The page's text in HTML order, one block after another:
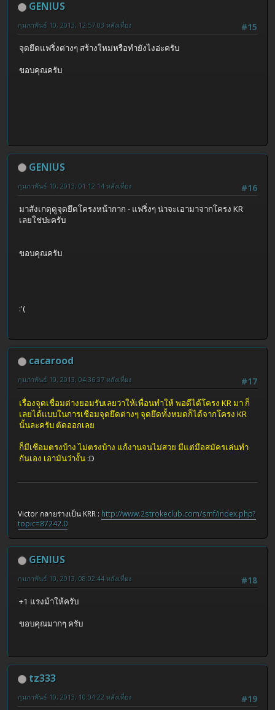
GENIUS
#15
กุมภาพันธ์ 10, 2013, 12:57:03 หลังเที่ยง
จุดยึดแฟริ่งต่างๆ สร้างใหม่หรือทำยังไงอ่ะครับ
ขอบคุณครับ
GENIUS
#16
กุมภาพันธ์ 10, 2013, 01:12:14 หลังเที่ยง
มาสังเกตุดูจุดยึดโครงหน้ากาก - แฟริ่งๆ น่าจะเอามาจากโครง KR
เลยใช่ป่ะครับ
ขอบคุณครับ
:'(
cacarood
#17
กุมภาพันธ์ 10, 2013, 04:36:37 หลังเที่ยง
เรื่องจุดเชื่อมต่างยอมรับเลยว่าให้เพื่อนทำให้ พอดีได้โครง KR มา ก็
เลยได้แบบในการเชือมจุดยึดต่างๆ จุดยึดทั้งหมดก็ได้จากโครง KR
นั้นละครับ ตัดออกเลย
ก็มีเชือมตรงบ้าง ไม่ตรงบ้าง แก้งานจนไม่สวย มีแต่มือสมัครเล่นทำ
กันเอง เอามันว่างั้น :D
Victor กลายร่างเป็น KRR : http://www.2strokeclub.com/smf/index.php?
topic=87242.0
GENIUS
#18
กุมภาพันธ์ 10, 2013, 08:02:44 หลังเที่ยง
+1 แรงม้าให้ครับ
ขอบคุณมากๆ ครับ
tz333
#19
กุมภาพันธ์ 10, 2013, 10:04:22 หลังเที่ยง